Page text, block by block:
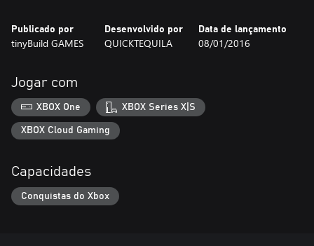
Publicado por
tinyBuild GAMES
Desenvolvido por
QUICKTEQUILA
Data de lançamento
08/01/2016
Jogar com
XBOX One XBOX Series X|S
XBOX Cloud Gaming
Capacidades
Conquistas do Xbox